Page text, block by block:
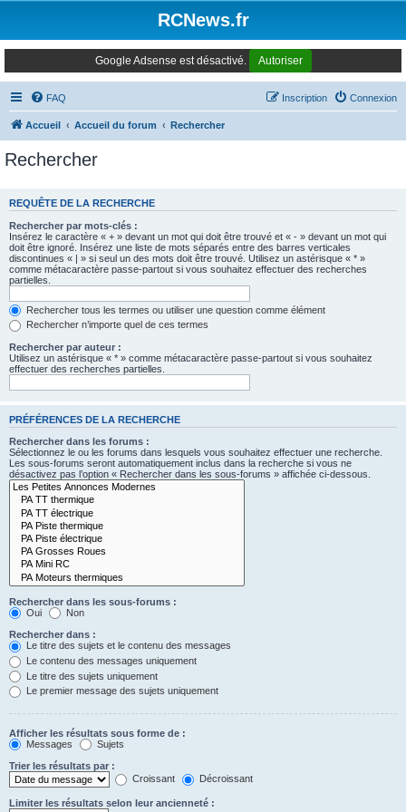
RCNews.fr
Google Adsense est désactivé. Autoriser
FAQ Connexion
Inscription
Accueil Accueil du forum Rechercher
Rechercher
REQUÊTE DE LA RECHERCHE
Rechercher par mots-clés :
Insérez le caractère « + » devant un mot qui doit être trouvé et « - » devant un mot qui
doit être ignoré. Insérez une liste de mots séparés entre des barres verticales
discontinues « | » si seul un des mots doit être trouvé. Utilisez un astérisque « * »
comme métacaractère passe-partout si vous souhaitez effectuer des recherches
partielles.
Rechercher tous les termes ou utiliser une question comme élément
Rechercher n’importe quel de ces termes
Rechercher par auteur :
Utilisez un astérisque « * » comme métacaractère passe-partout si vous souhaitez
effectuer des recherches partielles.
PRÉFÉRENCES DE LA RECHERCHE
Rechercher dans les forums :
Sélectionnez le ou les forums dans lesquels vous souhaitez effectuer une recherche.
Les sous-forums seront automatiquement inclus dans la recherche si vous ne
désactivez pas l’option « Rechercher dans les sous-forums » affichée ci-dessous.
Rechercher dans les sous-forums :
Oui
Non
Rechercher dans :
Le titre des sujets et le contenu des messages
Le contenu des messages uniquement
Le titre des sujets uniquement
Le premier message des sujets uniquement
Afficher les résultats sous forme de :
Messages
Sujets
Trier les résultats par :
Croissant
Décroissant
Limiter les résultats selon leur ancienneté :
Panneau de gestion des cookies